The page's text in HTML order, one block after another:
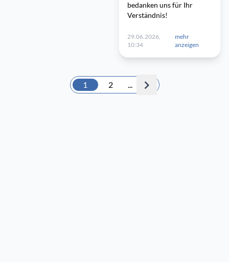
bedanken uns für Ihr
Verständnis!
29.06.2026,
10:34
mehr
anzeigen
1 2 ...